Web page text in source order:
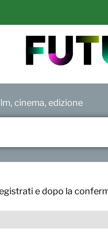
cinema, edizione
e dopo la